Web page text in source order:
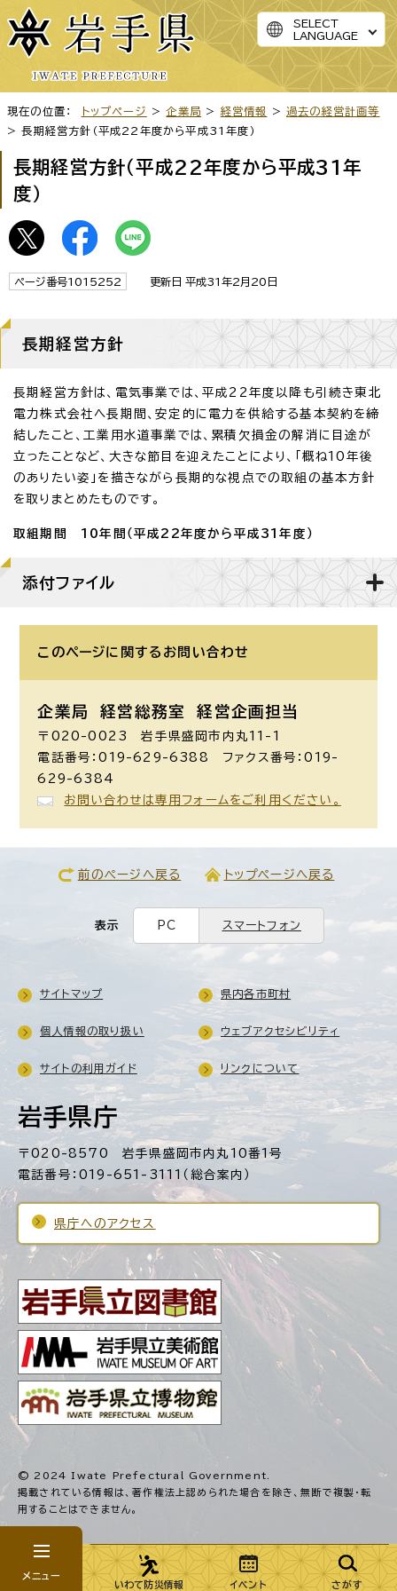
SELECT
LANGUAGE
現在の位置： トップページ >企業局 > 経営情報 >過去の経営計画等
> 長期経営方針（平成22年度から平成31年度）
長期経営方針（平成22年度から平成31年
度）
ページ番号1015252 更新日 平成31年2月20日
長期経営方針
長期経営方針は、電気事業では、平成22年度以降も引続き東北
電力株式会社へ長期間、安定的に電力を供給する基本契約を締
結したこと、工業用水道事業では、累積欠損金の解消に目途が
立ったことなど、大きな節目を迎えたことにより、「概ね10年後
のありたい姿」を描きながら長期的な視点での取組の基本方針
を取りまとめたものです。
取組期間 10年間（平成22年度から平成31年度）
添付ファイル
このページに関する お問い合わせ
企業局 経営総務室 経営企画担当
〒020-0023 岩手県盛岡市内丸11-1
電話番号：019-629-6388 ファクス番号：019-
629-6384
お問い合わせは専用フォームをご利用ください。
メニュー
いわて防災情報
イベント さがす
前のページへ戻る トップページへ戻る
表示 PC スマートフォン
岩手県庁
〒020-8570 岩手県盛岡市内丸10番1号
電話番号：019-651-3111（総合案内）
県庁へのアクセス
サイトマップ 県内各市町村
個人情報の取り扱い ウェブアクセシビリティ
サイトの利用ガイド リンクについて
© 2024 Iwate Prefectural Government.
掲載されている情報は、著作権法上認められた場合を除き、無断で複製・転
用することはできません。